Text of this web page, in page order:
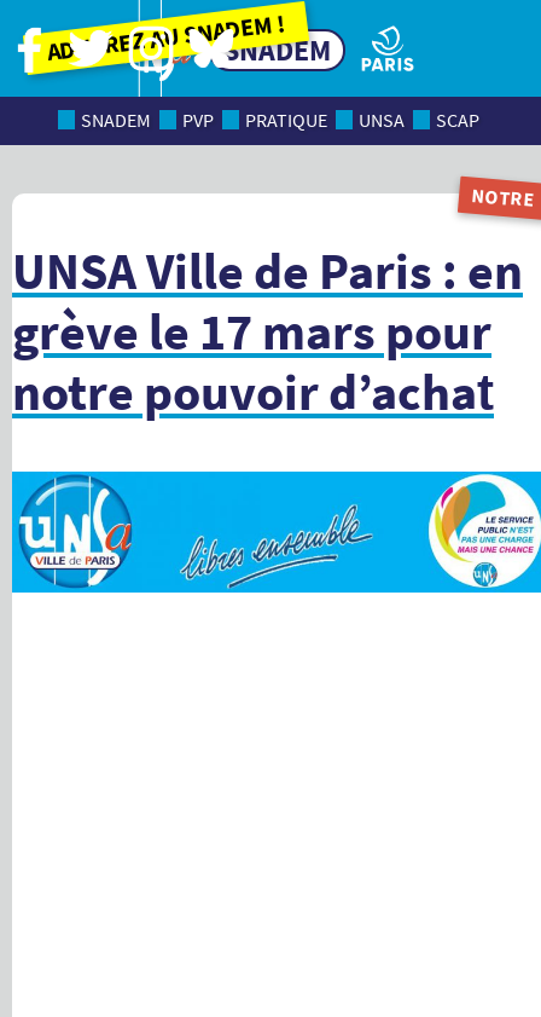
Adhérez au SNADEM !
SNADEM
SNADEM PVP PRATIQUE UNSA SCAP
UNSA Ville de Paris : en
grève le 17 mars pour
notre pouvoir d’achat
NOTRE